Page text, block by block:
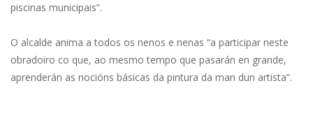
piscinas municipais”.
O alcalde anima a todos os nenos e nenas “a participar neste
obradoiro co que, ao mesmo tempo que pasarán en grande,
aprenderán as nocións básicas da pintura da man dun artista”.